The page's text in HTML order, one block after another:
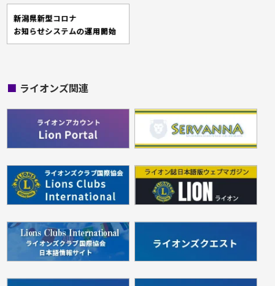
■ ライオンズ関連